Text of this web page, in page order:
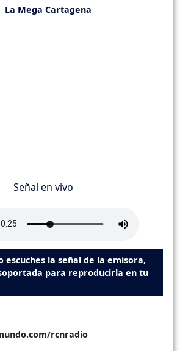
Señal en vivo
escuches la señal de la emisora,
para reproducirla en tu
rcnradio